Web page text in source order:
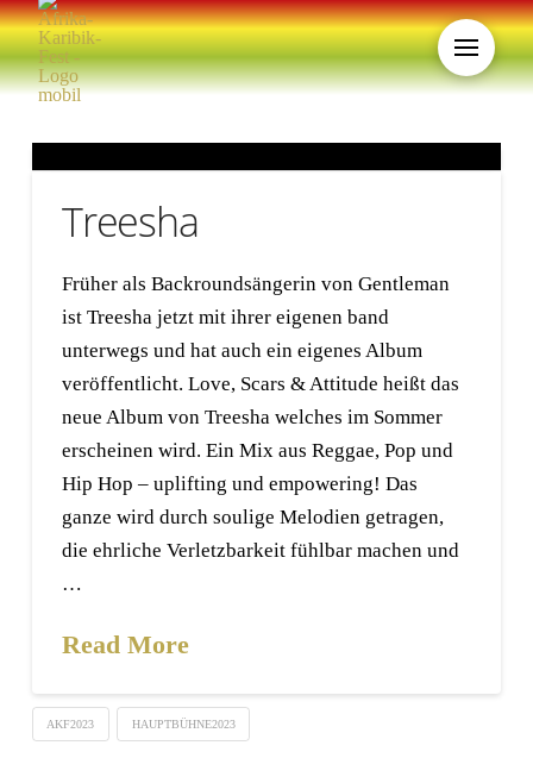
Treesha
Früher als Backroundsängerin von Gentleman
ist Treesha jetzt mit ihrer eigenen band
unterwegs und hat auch ein eigenes Album
veröffentlicht. Love, Scars & Attitude heißt das
neue Album von Treesha welches im Sommer
erscheinen wird. Ein Mix aus Reggae, Pop und
Hip Hop – uplifting und empowering! Das
ganze wird durch soulige Melodien getragen,
die ehrliche Verletzbarkeit fühlbar machen und
…
Read More
AKF2023 HAUPTBÜHNE2023